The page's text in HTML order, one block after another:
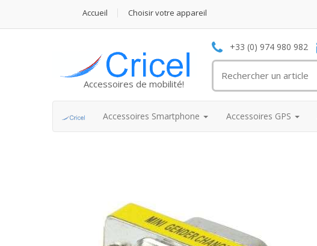
Accueil Choisir votre appareil
Accessoires de mobilité!
+33 (0) 974 980 982
Accessoires Smartphone Accessoires GPS